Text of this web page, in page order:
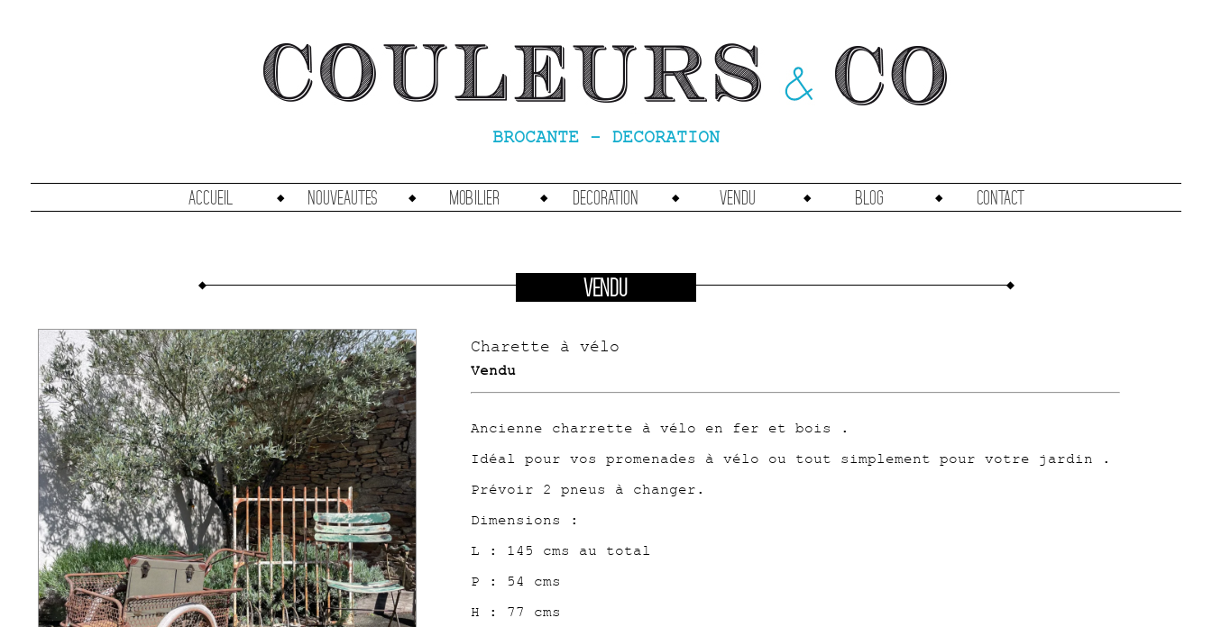
BROCANTE - DECORATION
accueil Nouveautes Mobilier Decoration vendu Blog Contact
VENDU
Charette à vélo
Vendu
Ancienne charrette à vélo en fer et bois .
Idéal pour vos promenades à vélo ou tout simplement pour votre jardin .
Prévoir 2 pneus à changer.
Dimensions :
L : 145 cms au total
P : 54 cms
H : 77 cms